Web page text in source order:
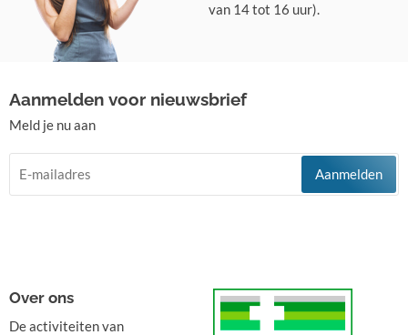
van 14 tot 16 uur).
Aanmelden voor nieuwsbrief
Meld je nu aan
Aanmelden
Over ons
De activiteiten van